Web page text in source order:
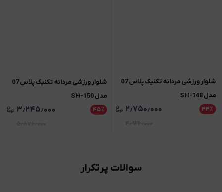
شلوار ورزشی مردانه تکنیک پلاس 07
مدل SH-148
۴۴٪ ۲٫۷۵۰٫۰۰۰
شلوار ورزشی مردانه تکنیک پلاس 07
مدل SH-150
۴۵٪ ۳٫۲۴۵٫۰۰۰
سوالات پرتکرار